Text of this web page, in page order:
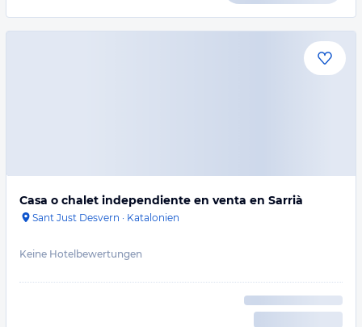
Casa o chalet independiente en venta en Sarrià
Sant Just Desvern · Katalonien
Keine Hotelbewertungen